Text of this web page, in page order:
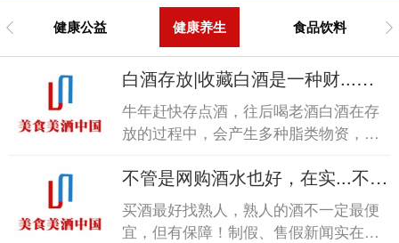
健康公益 健康养生 食品饮料
白酒存放|收藏白酒是一种财...白
酒存放|收藏白酒是一种财...
牛年赶快存点酒，往后喝老酒白酒在存
放的过程中，会产生多种脂类物资，
香气，但这种...
不管是网购酒水也好，在实...不管
是网购酒水也好，在实...
买酒最好找熟人，熟人的酒不一定最便
宜，但有保障！制假、售假新闻实在是